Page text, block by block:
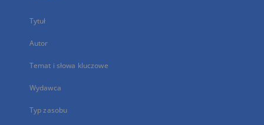
Tytuł
Autor
Temat i słowa kluczowe
Wydawca
Typ zasobu